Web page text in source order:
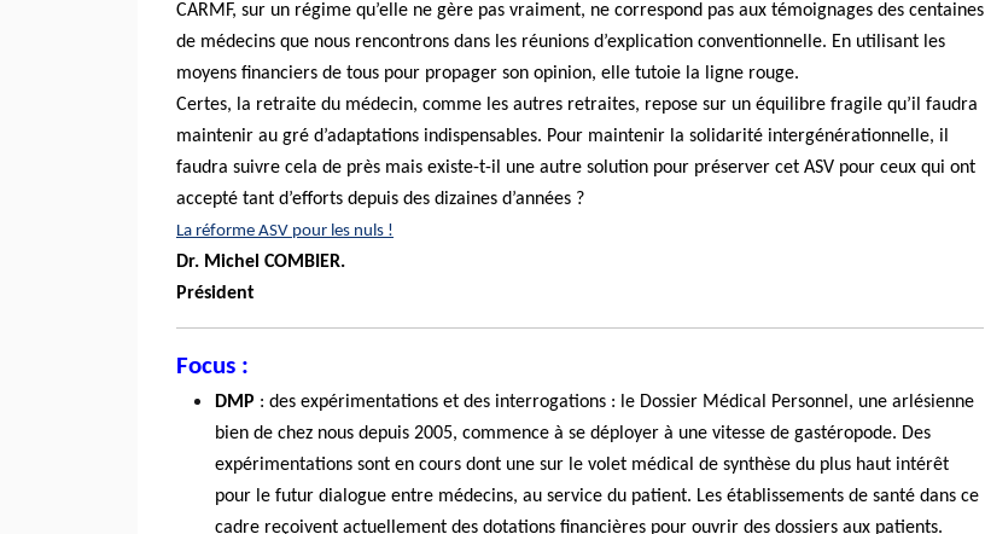
CARMF, sur un régime qu’elle ne gère pas vraiment, ne correspond pas aux témoignages des centaines
de médecins que nous rencontrons dans les réunions d’explication conventionnelle. En utilisant les
moyens financiers de tous pour propager son opinion, elle tutoie la ligne rouge.
Certes, la retraite du médecin, comme les autres retraites, repose sur un équilibre fragile qu’il faudra
maintenir au gré d’adaptations indispensables. Pour maintenir la solidarité intergénérationnelle, il
faudra suivre cela de près mais existe-t-il une autre solution pour préserver cet ASV pour ceux qui ont
accepté tant d’efforts depuis des dizaines d’années ?
La réforme ASV pour les nuls !
Dr. Michel COMBIER.
Président
Focus :
DMP : des expérimentations et des interrogations : le Dossier Médical Personnel, une arlésienne
bien de chez nous depuis 2005, commence à se déployer à une vitesse de gastéropode. Des
expérimentations sont en cours dont une sur le volet médical de synthèse du plus haut intérêt
pour le futur dialogue entre médecins, au service du patient. Les établissements de santé dans ce
cadre reçoivent actuellement des dotations financières pour ouvrir des dossiers aux patients.